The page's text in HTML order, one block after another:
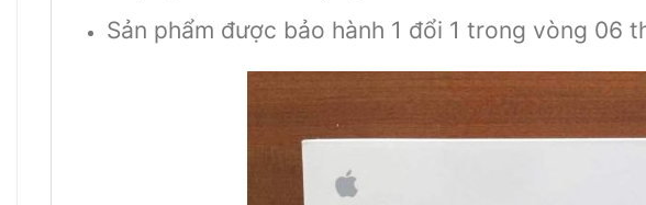
Sản phẩm được bảo hành 1 đổi 1 trong vòng 06